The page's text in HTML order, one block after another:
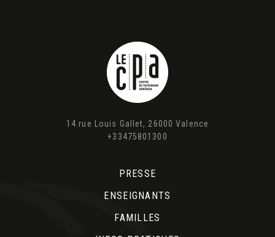
14 rue Louis Gallet, 26000 Valence
+33475801300
PRESSE
ENSEIGNANTS
FAMILLES